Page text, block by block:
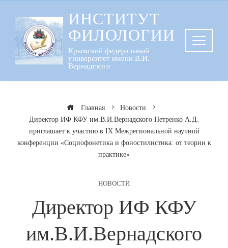
содержанию
ИНСТИТУТ
ФИЛОЛОГИИ
Крымский федеральный
университет имени В.И.
Вернадского
Главная
Новости
Директор ИФ КФУ им.В.И.Вернадского Петренко А.Д.
приглашает к участию в IX Межрегиональной научной
конференции «Социофонетика и фоностилистика: от теории к
практике»
НОВОСТИ
Директор ИФ КФУ
им.В.И.Вернадского